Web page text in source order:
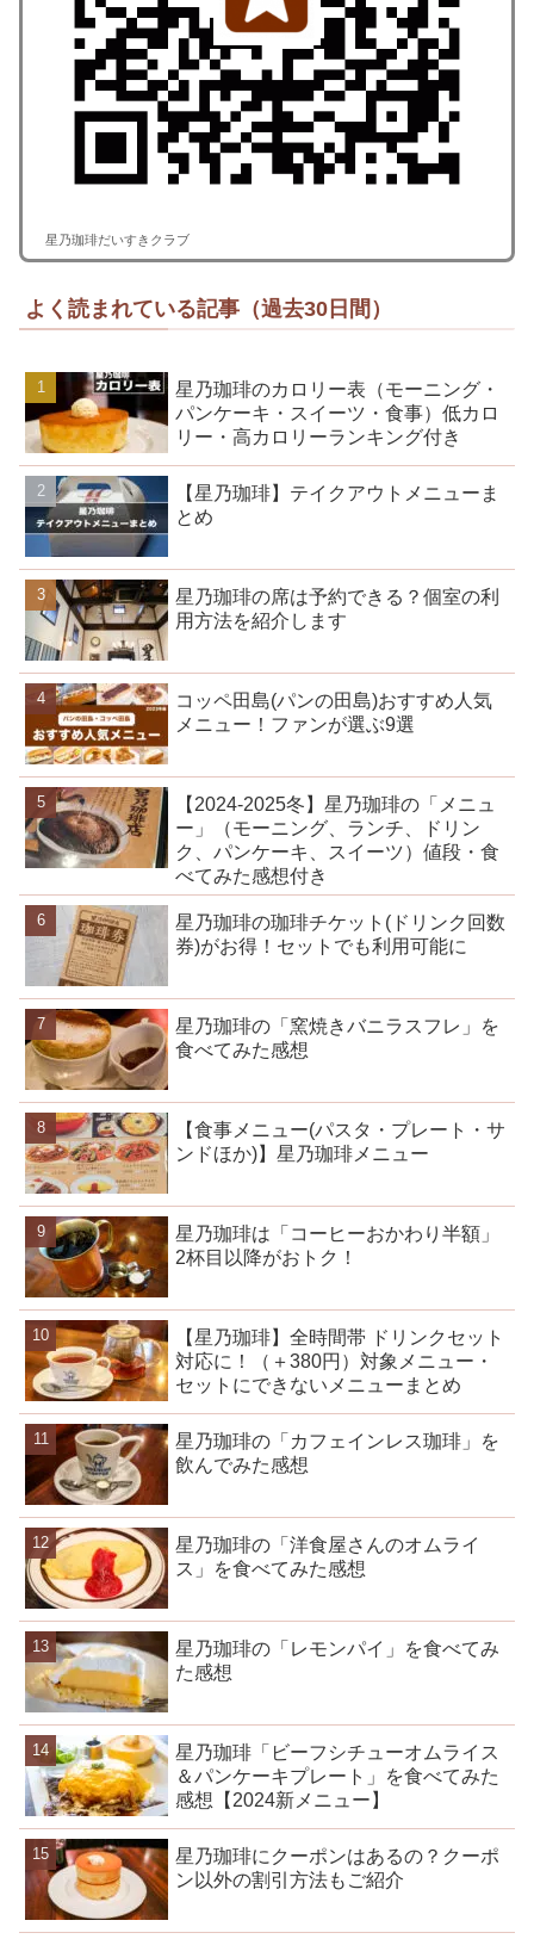
星乃珈琲だいすきクラブ
よく読まれている記事（過去30日間）
星乃珈琲のカロリー表（モーニング・
パンケーキ・スイーツ・食事）低カロ
リー・高カロリーランキング付き
【星乃珈琲】テイクアウトメニューま
とめ
星乃珈琲の席は予約できる？個室の利
用方法を紹介します
コッペ田島(パンの田島)おすすめ人気
メニュー！ファンが選ぶ9選
【2024-2025冬】星乃珈琲の「メニュ
ー」（モーニング、ランチ、ドリン
ク、パンケーキ、スイーツ）値段・食
べてみた感想付き
星乃珈琲の珈琲チケット(ドリンク回数
券)がお得！セットでも利用可能に
星乃珈琲の「窯焼きバニラスフレ」を
食べてみた感想
【食事メニュー(パスタ・プレート・サ
ンドほか)】星乃珈琲メニュー
星乃珈琲は「コーヒーおかわり半額」
2杯目以降がおトク！
【星乃珈琲】全時間帯 ドリンクセット
対応に！（＋380円）対象メニュー・
セットにできないメニューまとめ
星乃珈琲の「カフェインレス珈琲」を
飲んでみた感想
星乃珈琲の「洋食屋さんのオムライ
ス」を食べてみた感想
星乃珈琲の「レモンパイ」を食べてみ
た感想
星乃珈琲「ビーフシチューオムライス
＆パンケーキプレート」を食べてみた
感想【2024新メニュー】
星乃珈琲にクーポンはあるの？クーポ
ン以外の割引方法もご紹介